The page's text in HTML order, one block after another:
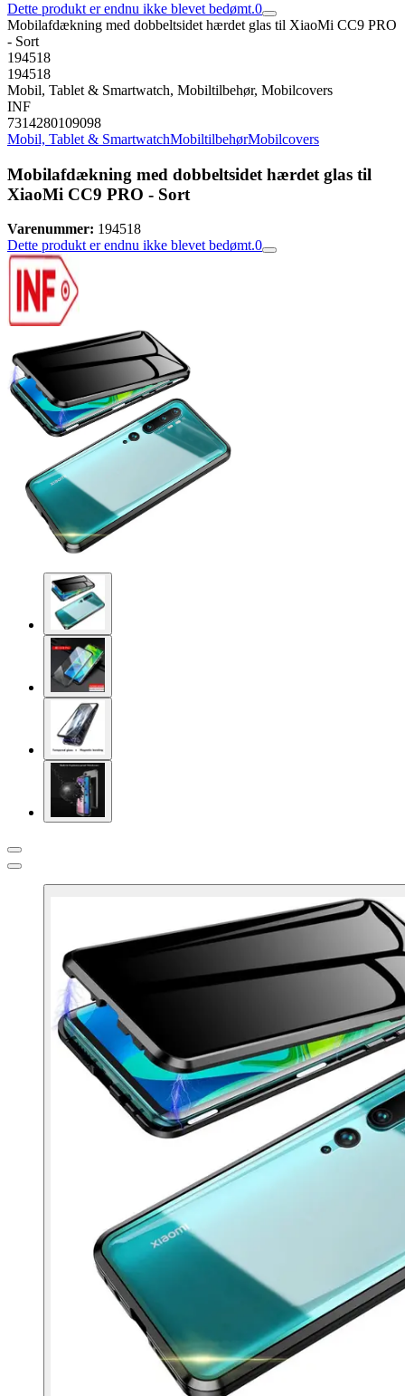
Dette produkt er endnu ikke blevet bedømt.0
Mobilafdækning med dobbeltsidet hærdet glas til XiaoMi CC9 PRO
- Sort
194518
194518
Mobil, Tablet & Smartwatch, Mobiltilbehør, Mobilcovers
INF
7314280109098
Mobil, Tablet & SmartwatchMobiltilbehørMobilcovers
Mobilafdækning med dobbeltsidet hærdet glas til
XiaoMi CC9 PRO - Sort
Varenummer: 194518
Dette produkt er endnu ikke blevet bedømt.0